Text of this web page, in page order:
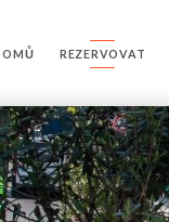
REZERVOVAT